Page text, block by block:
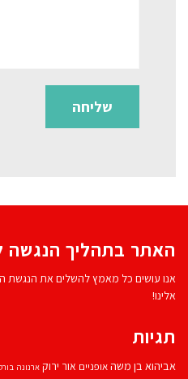
האתר בתהליך הנגשה
אנו עושים כל מאמץ להשלים את הנגשת
אלינו!
תגיות
אביהוא בן משהאופניים אור ירוק ארנונה